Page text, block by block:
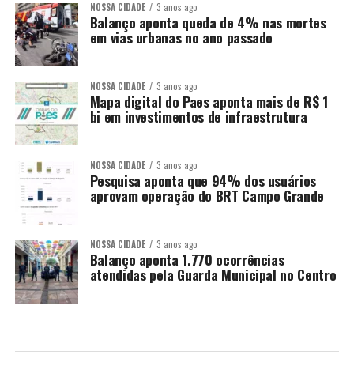
NOSSA CIDADE 3 anos ago
Balanço aponta queda de 4% nas mortes
em vias urbanas no ano passado
NOSSA CIDADE 3 anos ago
Mapa digital do Paes aponta mais de R$ 1
bi em investimentos de infraestrutura
NOSSA CIDADE 3 anos ago
Pesquisa aponta que 94% dos usuários
aprovam operação do BRT Campo Grande
NOSSA CIDADE 3 anos ago
Balanço aponta 1.770 ocorrências
atendidas pela Guarda Municipal no Centro